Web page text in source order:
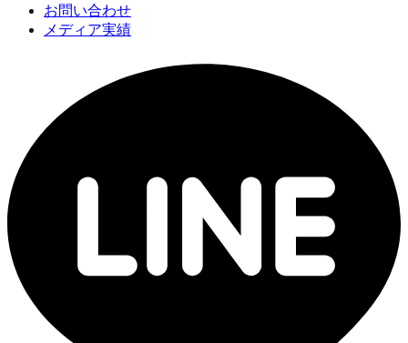
お問い合わせ
メディア実績